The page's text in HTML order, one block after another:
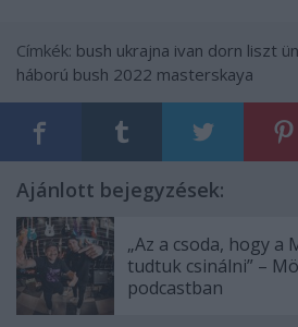
Címkék: bush ukrajna ivan dorn liszt
háború bush 2022 masterskaya
Ajánlott bejegyzések:
„Az a csoda, hogy
tudtuk csinálni” –
podcastban